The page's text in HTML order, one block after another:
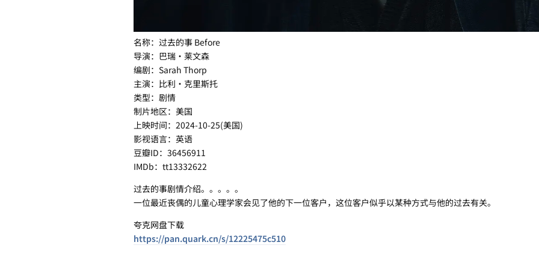
名称：过去的事 Before
导演：巴瑞·莱文森
编剧：Sarah Thorp
主演：比利·克里斯托
类型：剧情
制片地区：美国
上映时间：2024-10-25(美国)
影视语言：英语
豆瓣ID：36456911
IMDb：tt13332622
过去的事剧情介绍。。。。。
一位最近丧偶的儿童心理学家会见了他的下一位客户，这位客户似乎以某种方式与他的过去有关。
夸克网盘下载
https://pan.quark.cn/s/12225475c510